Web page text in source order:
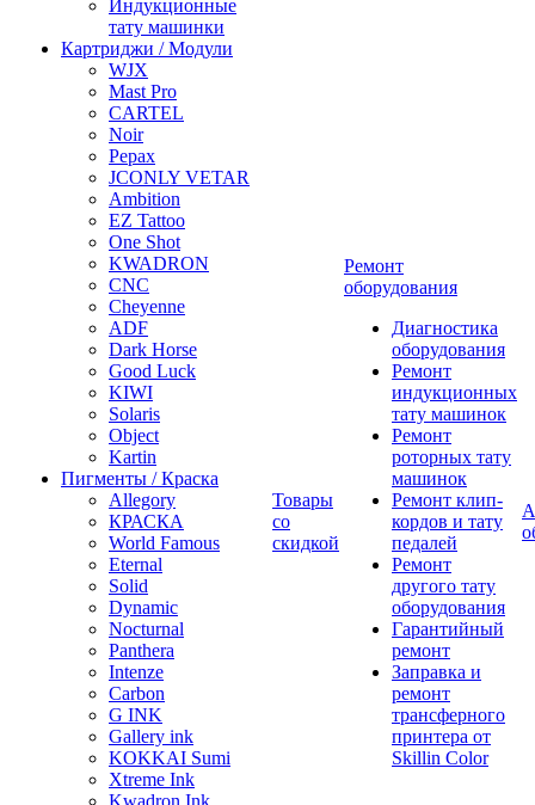
Индукционные
тату машинки
Картриджи / Модули
WJX
Mast Pro
CARTEL
Noir
Pepax
JCONLY VETAR
Ambition
EZ Tattoo
One Shot
KWADRON
CNC
Cheyenne
ADF
Dark Horse
Good Luck
KIWI
Solaris
Object
Kartin
Пигменты / Краска
Allegory
КРАСКА
World Famous
Eternal
Solid
Dynamic
Nocturnal
Panthera
Intenze
Carbon
G INK
Gallery ink
KOKKAI Sumi
Xtreme Ink
Kwadron Ink
Товары
со
скидкой
Ремонт
оборудования
Диагностика
оборудования
Ремонт
индукционных
тату машинок
Ремонт
роторных тату
машинок
Ремонт клип-
кордов и тату
педалей
Ремонт
другого тату
оборудования
Гарантийный
ремонт
Заправка и
ремонт
трансферного
принтера от
Skillin Color